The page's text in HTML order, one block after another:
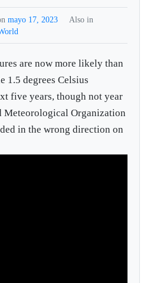
mayo 17, 2023
Also in
are now more likely than
1.5 degrees Celsius
five years, though not year
Meteorological Organization
in the wrong direction on